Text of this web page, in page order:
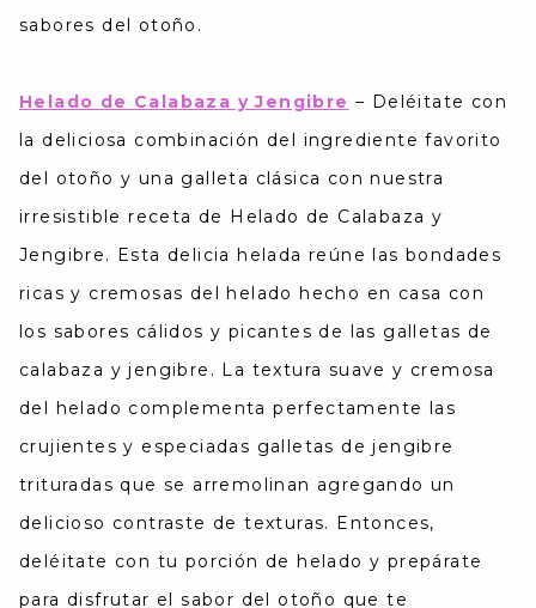
sabores del otoño.
Helado de Calabaza y Jengibre – Deléitate con
la deliciosa combinación del ingrediente favorito
del otoño y una galleta clásica con nuestra
irresistible receta de Helado de Calabaza y
Jengibre. Esta delicia helada reúne las bondades
ricas y cremosas del helado hecho en casa con
los sabores cálidos y picantes de las galletas de
calabaza y jengibre. La textura suave y cremosa
del helado complementa perfectamente las
crujientes y especiadas galletas de jengibre
trituradas que se arremolinan agregando un
delicioso contraste de texturas. Entonces,
deléitate con tu porción de helado y prepárate
para disfrutar el sabor del otoño que te